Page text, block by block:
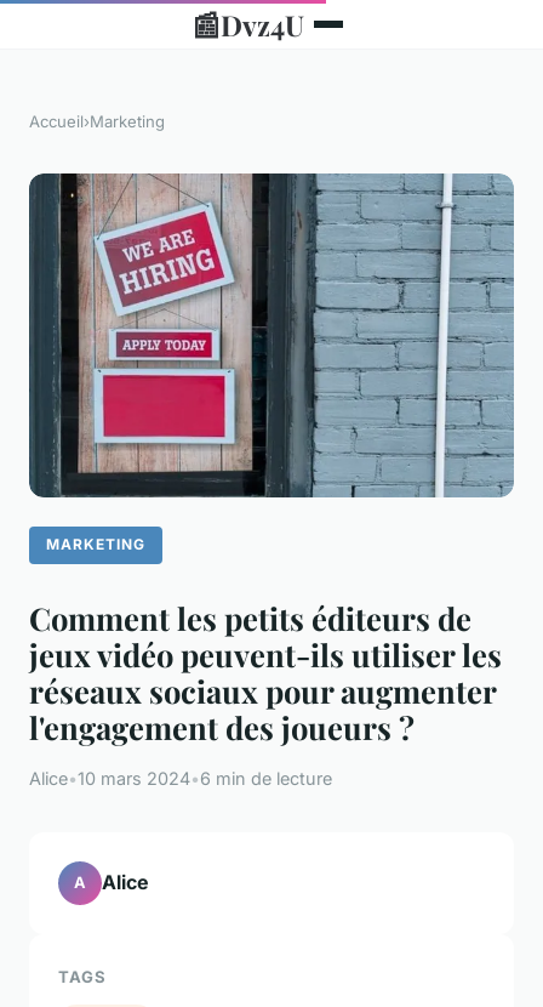
📰Dvz4U
Accueil›Marketing
MARKETING
Comment les petits éditeurs de
jeux vidéo peuvent-ils utiliser les
réseaux sociaux pour augmenter
l'engagement des joueurs ?
Alice•10 mars 2024•6 min de lecture
A Alice
TAGS